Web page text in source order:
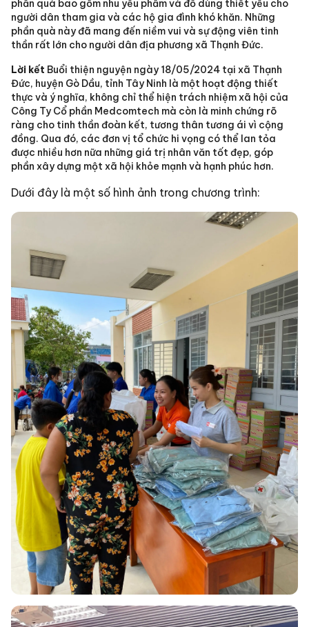
phần quà bao gồm nhu yếu phẩm và đồ dùng thiết yếu cho
người dân tham gia và các hộ gia đình khó khăn. Những
phần quà này đã mang đến niềm vui và sự động viên tinh
thần rất lớn cho người dân địa phương xã Thạnh Đức.
Lời kết Buổi thiện nguyện ngày 18/05/2024 tại xã Thạnh
Đức, huyện Gò Dầu, tỉnh Tây Ninh là một hoạt động thiết
thực và ý nghĩa, không chỉ thể hiện trách nhiệm xã hội của
Công Ty Cổ phần Medcomtech mà còn là minh chứng rõ
ràng cho tinh thần đoàn kết, tương thân tương ái vì cộng
đồng. Qua đó, các đơn vị tổ chức hi vọng có thể lan tỏa
được nhiều hơn nữa những giá trị nhân văn tốt đẹp, góp
phần xây dựng một xã hội khỏe mạnh và hạnh phúc hơn.
Dưới đây là một số hình ảnh trong chương trình: